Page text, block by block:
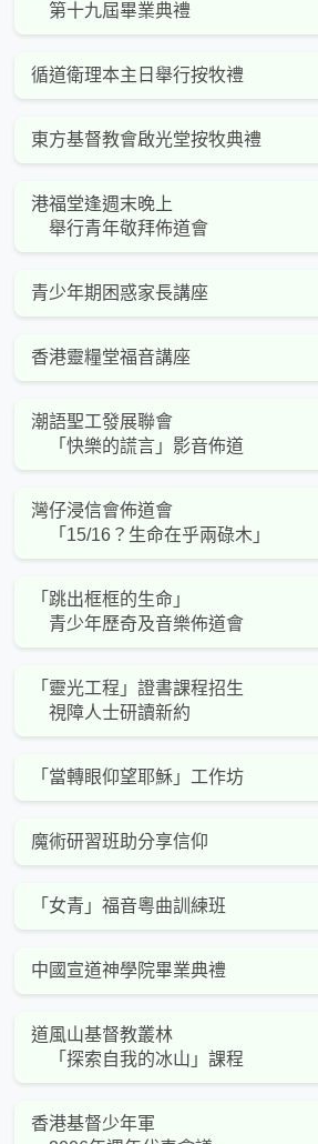
第十九屆畢業典禮
循道衛理本主日舉行按牧禮
東方基督教會啟光堂按牧典禮
港福堂逢週末晚上
舉行青年敬拜佈道會
青少年期困惑家長講座
香港靈糧堂福音講座
潮語聖工發展聯會
「快樂的謊言」影音佈道
灣仔浸信會佈道會
「15/16？生命在乎兩碌木」
「跳出框框的生命」
青少年歷奇及音樂佈道會
「靈光工程」證書課程招生
視障人士研讀新約
「當轉眼仰望耶穌」工作坊
魔術研習班助分享信仰
「女青」福音粵曲訓練班
中國宣道神學院畢業典禮
道風山基督教叢林
「探索自我的冰山」課程
香港基督少年軍